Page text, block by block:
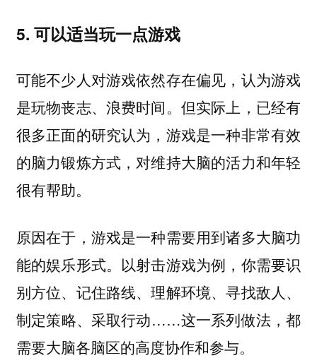
5. 可以适当玩一点游戏
可能不少人对游戏依然存在偏见，认为游戏
是玩物丧志、浪费时间。但实际上，已经有
很多正面的研究认为，游戏是一种非常有效
的脑力锻炼方式，对维持大脑的活力和年轻
很有帮助。
原因在于，游戏是一种需要用到诸多大脑功
能的娱乐形式。以射击游戏为例，你需要识
别方位、记住路线、理解环境、寻找敌人、
制定策略、采取行动……这一系列做法，都
需要大脑各脑区的高度协作和参与。